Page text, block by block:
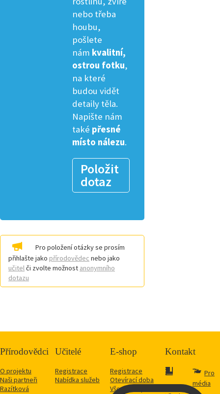
nebo třeba
houbu,
pošlete
nám kvalitní,
ostrou fotku,
na které
budou vidět
detaily těla.
Napište nám
také přesné
místo nálezu.
Položit
dotaz
Pro položení otázky se prosím
přihlašte jako přírodovědec nebo jako
učitel či zvolte možnost anonymního
dotazu
Přírodovědci
O projektu
Naši partneři
Razítková
Učitelé
Registrace
Nabídka služeb
E-shop
Registrace
Otevírací doba
Vše o nákupu
Kontakt
Pro
média